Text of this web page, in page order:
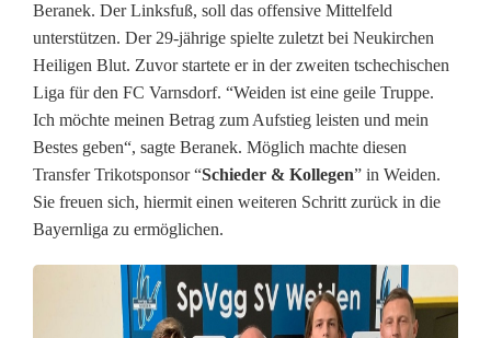
Beranek. Der Linksfuß, soll das offensive Mittelfeld
unterstützen. Der 29-jährige spielte zuletzt bei Neukirchen
Heiligen Blut. Zuvor startete er in der zweiten tschechischen
Liga für den FC Varnsdorf. “Weiden ist eine geile Truppe.
Ich möchte meinen Betrag zum Aufstieg leisten und mein
Bestes geben“, sagte Beranek. Möglich machte diesen
Transfer Trikotsponsor “Schieder & Kollegen” in Weiden.
Sie freuen sich, hiermit einen weiteren Schritt zurück in die
Bayernliga zu ermöglichen.